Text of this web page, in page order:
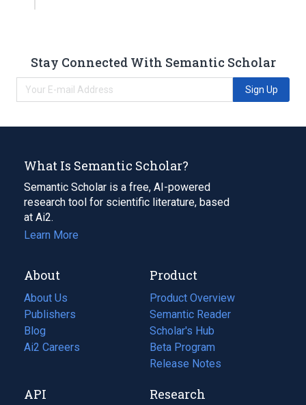
Stay Connected With Semantic Scholar
Sign Up
What Is Semantic Scholar?
Semantic Scholar is a free, AI-powered
research tool for scientific literature, based
at Ai2.
Learn More
About
About Us
Publishers
Blog
(opens
in
tab)
Ai2 Careers
(opens
new
Product
Product Overview
Semantic Reader
Scholar's Hub
Beta Program
Release Notes
API Research